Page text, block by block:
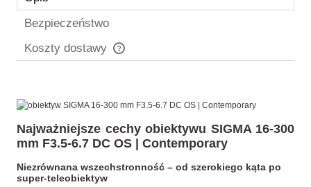
Bezpieczeństwo
Koszty dostawy
Cena nie zawiera ewentualnych kosztów płatności
Najważniejsze cechy obiektywu SIGMA 16-300
mm F3.5-6.7 DC OS | Contemporary
Niezrównana wszechstronność – od szerokiego kąta po
super-teleobiektyw